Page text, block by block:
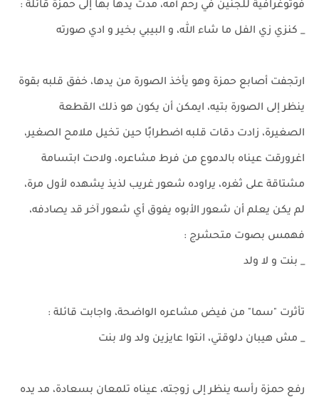
فوتوغرافية للجنين في رحم أمه، مدت يدها بها إلى حمزة قائلة :
_ كنزي زي الفل ما شاء الله، و البيبي بخير و ادي صورته
ارتجفت أصابع حمزة وهو يأخذ الصورة من يدها، خفق قلبه بقوة
ينظر إلى الصورة بتيه، ايمكن أن يكون هو ذلك القطعة
الصغيرة، زادت دقات قلبه اضطرابًا حين تخيل ملامح الصغير،
اغرورقت عيناه بالدموع من فرط مشاعره، ولاحت ابتسامة
مشتاقة على ثغره، يراوده شعور غريب لذيذ يشهده لأول مرة،
لم يكن يعلم أن شعور الأبوه يفوق أي شعور آخر قد يصادفه،
فهمس بصوت متحشرج :
_ بنت و لا ولد
تأثرت "سما" من فيض مشاعره الواضحة، واجابت قائلة :
_ مش هيبان دلوقتي، انتوا عايزين ولد ولا بنت
رفع حمزة رأسه ينظر إلى زوجته، عيناه تلمعان بسعادة، مد يده